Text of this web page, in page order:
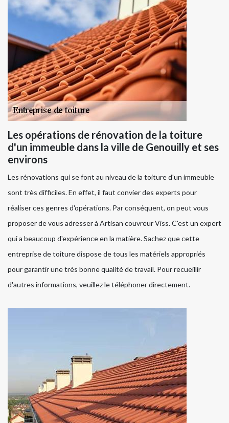
Les opérations de rénovation de la toiture
d'un immeuble dans la ville de Genouilly et ses
environs
Les rénovations qui se font au niveau de la toiture d'un immeuble
sont très difficiles. En effet, il faut convier des experts pour
réaliser ces genres d'opérations. Par conséquent, on peut vous
proposer de vous adresser à Artisan couvreur Viss. C'est un expert
qui a beaucoup d'expérience en la matière. Sachez que cette
entreprise de toiture dispose de tous les matériels appropriés
pour garantir une très bonne qualité de travail. Pour recueillir
d'autres informations, veuillez le téléphoner directement.